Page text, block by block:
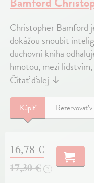
Christopher Bamford
dokážou snoubit
duchovní kniha
hmotou, mezi
Čítať ďalej ↓
Kúpiť Rezervovať
16,78 €
17,30 €
?